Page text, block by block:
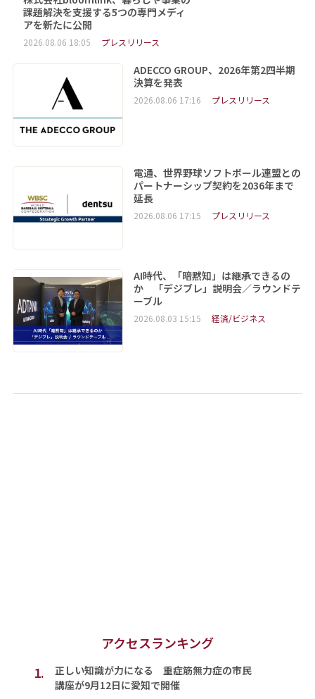
課題解決を支援する5つの専門メディ
アを新たに公開
2026.08.06 18:05 プレスリリース
ADECCO GROUP、2026年第2四半期
決算を発表
2026.08.06 17:16 プレスリリース
電通、世界野球ソフトボール連盟との
パートナーシップ契約を2036年まで
延長
2026.08.06 17:15 プレスリリース
AI時代、「暗黙知」は継承できるの
か 「デジブレ」説明会／ラウンドテ
ーブル
2026.08.03 15:15 経済/ビジネス
アクセスランキング
1.
正しい知識が力になる 重症筋無力症の市民
講座が9月12日に愛知で開催